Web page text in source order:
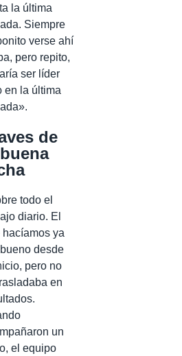
la última
Siempre
verse ahí
pero repito,
ser líder
en la última
de
todo el
diario. El
hacíamos ya
desde
pero no
en
un
el equipo